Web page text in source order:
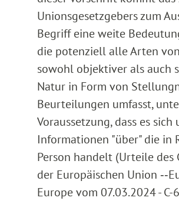
Unionsgesetzgebers zum
Begriff eine weite
die potenziell alle Arten
sowohl objektiver als auch
Natur in Form von
Beurteilungen umfasst,
Voraussetzung, dass es sich
Informationen "über" die in
Person handelt (Urteile des
der Europäischen Union
Europe vom 07.03.2024 - C-